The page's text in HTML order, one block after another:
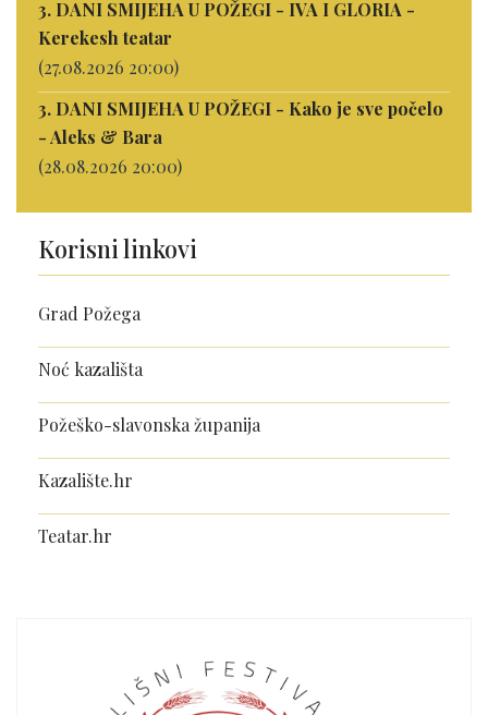
3. DANI SMIJEHA U POŽEGI - IVA I GLORIA -
Kerekesh teatar
(27.08.2026 20:00)
3. DANI SMIJEHA U POŽEGI - Kako je sve počelo
- Aleks & Bara
(28.08.2026 20:00)
Korisni linkovi
Grad Požega
Noć kazališta
Požeško-slavonska županija
Kazalište.hr
Teatar.hr